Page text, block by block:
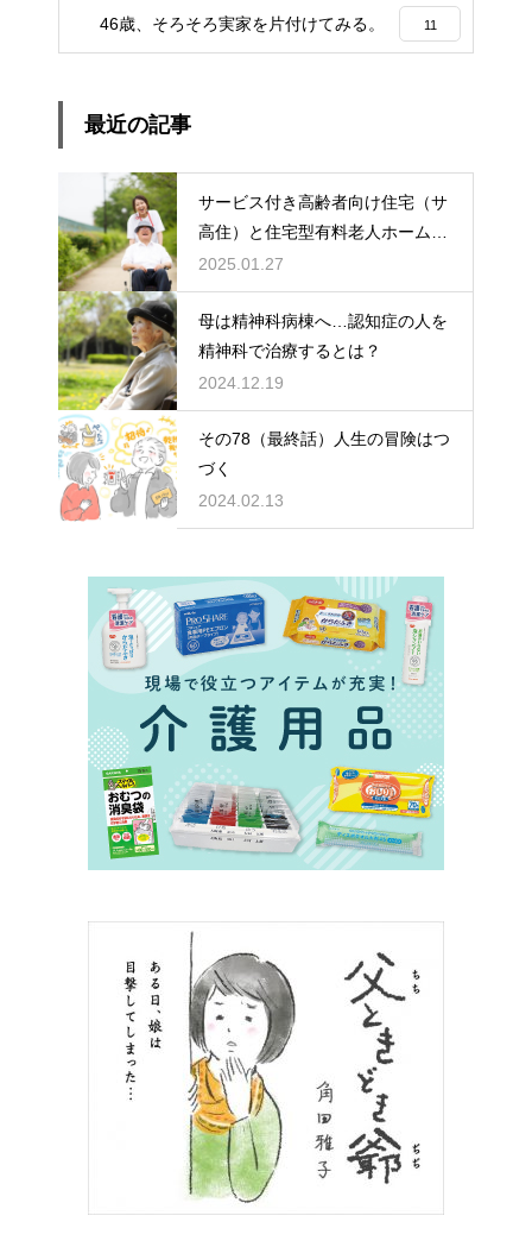
46歳、そろそろ実家を片付けてみる。 11
最近の記事
サービス付き高齢者向け住宅（サ
高住）と住宅型有料老人ホーム：
どちらを選ぶ？
2025.01.27
母は精神科病棟へ…認知症の人を
精神科で治療するとは？
2024.12.19
その78（最終話）人生の冒険はつ
づく
2024.02.13